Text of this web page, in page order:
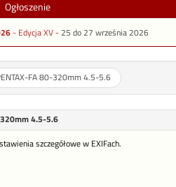
Ogłoszenie
- Edycja XV -25 do 27 września 2026
FA 80-320mm 4.5-5.6
320mm 4.5-5.6
szczegółowe w EXIFach.